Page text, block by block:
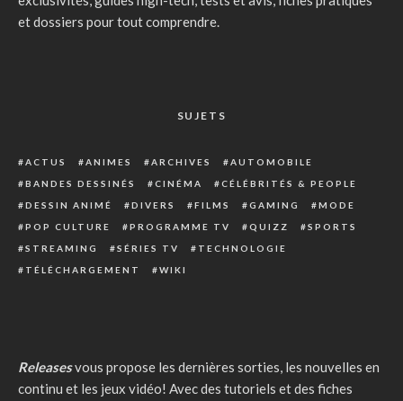
et dossiers pour tout comprendre.
SUJETS
ACTUS ANIMES ARCHIVES
AUTOMOBILE
BANDES DESSINÉS
CINÉMA
CÉLÉBRITÉS & PEOPLE
DESSIN ANIMÉ
DIVERS FILMS GAMING
MODE
POP CULTURE
PROGRAMME TV QUIZZ
SPORTS
STREAMING
SÉRIES TV
TECHNOLOGIE
TÉLÉCHARGEMENT
WIKI
Releasesvous propose les dernières sorties, les nouvelles en
continu et les jeux vidéo! Avec des tutoriels et des fiches